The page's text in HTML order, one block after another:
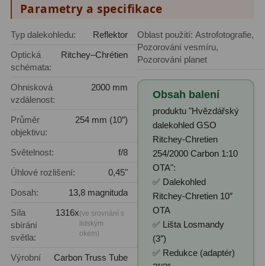
Filtry L-RGB
Filtry Pass
Filtry Block
Filtry CCD Hα, OIII
Filtrová kola a rámy16
Rovnače a reduktory13
Parametry a specifikace
Typ dalekohledu:
Reflektor
Optická
schémata:
Ritchey–Chrétien
Ohnisková
vzdálenost:
2000 mm
Průměr
objektivu:
254 mm (10″)
Světelnost:
f/8
Úhlové rozlišení:
0,45"
Dosah:
13,8 magnituda
Síla
sbírání
světla:
1316x(ve srovnání s
lidským
okem)
Výrobní
Carbon Truss Tube
Oblast použití: Astrofotografie,
Pozorování vesmíru,
Pozorování planet
Obsah balení
produktu "Hvězdářský
dalekohled GSO
Ritchey-Chretien
254/2000 Carbon 1:10
OTA":
✅ Dalekohled
Ritchey-Chretien 10″
OTA
✅ Lišta Losmandy
(3″)
✅ Redukce (adaptér)